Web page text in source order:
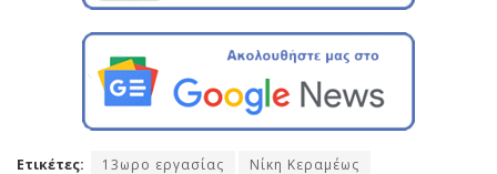
Ετικέτες: 13ωρο εργασίας Νίκη Κεραμέως